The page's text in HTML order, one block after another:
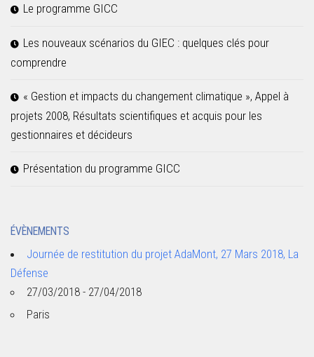
Le programme GICC
Les nouveaux scénarios du GIEC : quelques clés pour
comprendre
« Gestion et impacts du changement climatique », Appel à
projets 2008, Résultats scientifiques et acquis pour les
gestionnaires et décideurs
Présentation du programme GICC
ÉVÈNEMENTS
Journée de restitution du projet AdaMont, 27 Mars 2018, La
Défense
27/03/2018 - 27/04/2018
Paris